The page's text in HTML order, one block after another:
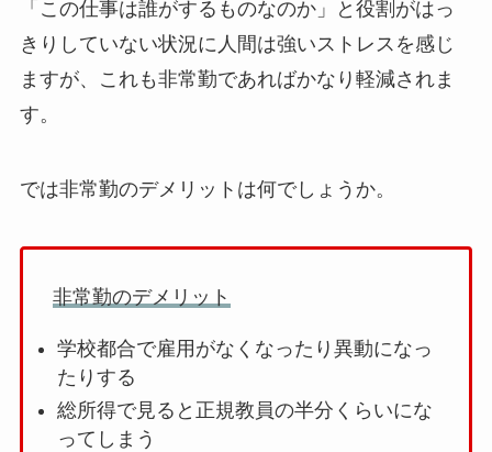
「この仕事は誰がするものなのか」と役割がはっ
きりしていない状況に人間は強いストレスを感じ
ますが、これも非常勤であればかなり軽減されま
す。
では非常勤のデメリットは何でしょうか。
非常勤のデメリット
学校都合で雇用がなくなったり異動になっ
たりする
総所得で見ると正規教員の半分くらいにな
ってしまう